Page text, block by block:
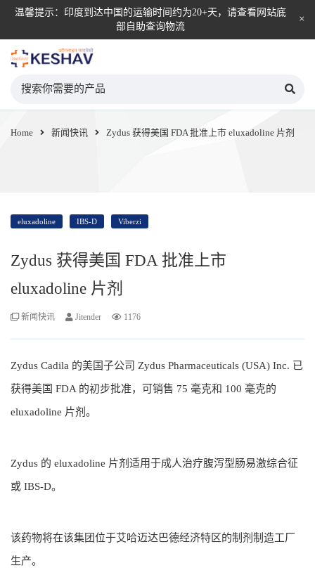
温馨提示：印度到达中国的运输时间约为20+天，请查看网站底
部自助查询物流
Home 新闻快讯 Zydus 获得美国 FDA 批准上市 eluxadoline 片剂
eluxadoline IBS-D Viberzi
Zydus 获得美国 FDA 批准上市
eluxadoline 片剂
新闻快讯 Jitender 1176
Zydus Cadila 的美国子公司 Zydus Pharmaceuticals (USA) Inc. 已
获得美国 FDA 的初步批准，可销售 75 毫克和 100 毫克的
eluxadoline 片剂。
Zydus 的 eluxadoline 片剂适用于成人治疗腹泻型肠易激综合征
或 IBS-D。
该药物将在该集团位于艾哈迈达巴德经济特区的制剂制造工厂
生产。